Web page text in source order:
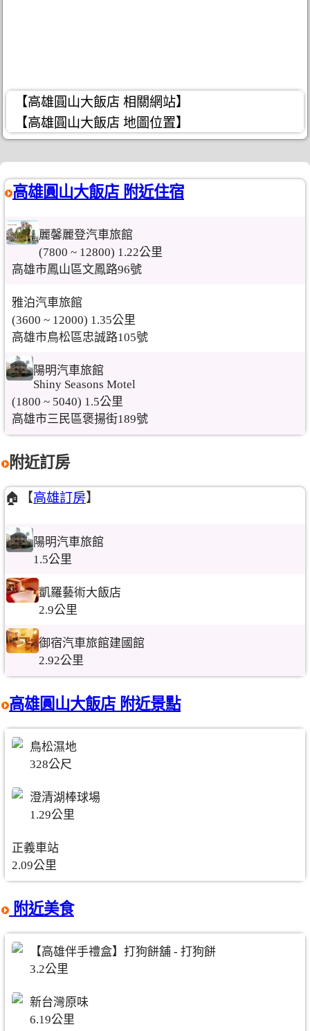
【高雄圓山大飯店 相關網站】
【高雄圓山大飯店 地圖位置】
高雄圓山大飯店 附近住宿
麗馨麗登汽車旅館
(7800 ~ 12800) 1.22公里
高雄市鳳山區文鳳路96號
雅泊汽車旅館
(3600 ~ 12000) 1.35公里
高雄市鳥松區忠誠路105號
陽明汽車旅館
Shiny Seasons Motel
(1800 ~ 5040) 1.5公里
高雄市三民區褒揚街189號
附近訂房
🏠【高雄訂房】
陽明汽車旅館
1.5公里
凱羅藝術大飯店
2.9公里
御宿汽車旅館建國館
2.92公里
高雄圓山大飯店 附近景點
鳥松濕地
328公尺
澄清湖棒球場
1.29公里
正義車站
2.09公里
附近美食
【高雄伴手禮盒】打狗餅舖 - 打狗餅
3.2公里
新台灣原味
6.19公里